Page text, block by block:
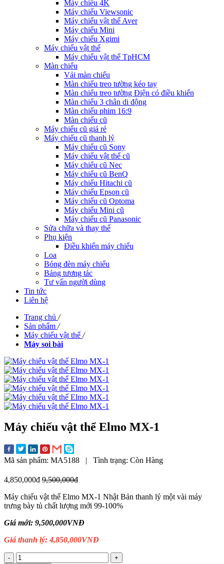
Máy chiếu 4K
Máy chiếu Viewsonic
Máy chiếu vật thể Aver
Máy chiếu Mini
Máy chiếu Xgimi
Máy chiếu vật thể
Máy chiếu vật thể TpHCM
Màn chiếu
Vải màn chiếu
Màn chiếu treo tường kéo tay
Màn chiếu treo tường Điện có điều khiển
Màn chiếu 3 chân di động
Màn chiếu phim 16:9
Màn chiếu cũ
Máy chiếu cũ giá rẻ
Máy chiếu cũ thanh lý
Máy chiếu cũ Sony
Máy chiếu vật thể cũ
Máy chiếu cũ Nec
Máy chiếu cũ BenQ
Máy chiếu Hitachi cũ
Máy chiếu Epson cũ
Máy chiếu cũ Optoma
Máy chiếu Mini cũ
Máy chiếu cũ Panasonic
Sửa chữa và thay thế
Phụ kiện
Điều khiển máy chiếu
Loa
Bóng đèn máy chiếu
Bảng tương tác
Tư vấn người dùng
Tin tức
Liên hệ
Trang chủ /
Sản phẩm /
Máy chiếu vật thể /
Máy soi bài
Máy chiếu vật thể Elmo MX-1
Mã sản phẩm: MA5188 | Tình trạng: Còn Hàng
4,850,000đ 9,500,000đ
Máy chiếu vật thể Elmo MX-1 Nhật Bản thanh lý một vài máy
trưng bày tủ chất lượng mới 99-100%
Giá mới: 9,500,000VNĐ
Giá thanh lý: 4,850,000VNĐ
-
+